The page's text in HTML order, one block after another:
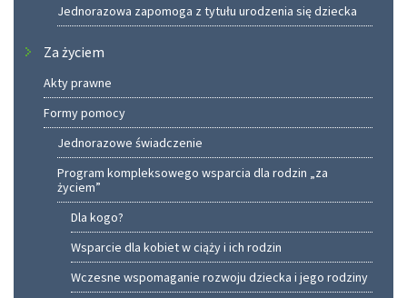
Jednorazowa zapomoga z tytułu urodzenia się dziecka
Za życiem
Akty prawne
Formy pomocy
Jednorazowe świadczenie
Program kompleksowego wsparcia dla rodzin „za
życiem”
Dla kogo?
Wsparcie dla kobiet w ciąży i ich rodzin
Wczesne wspomaganie rozwoju dziecka i jego rodziny